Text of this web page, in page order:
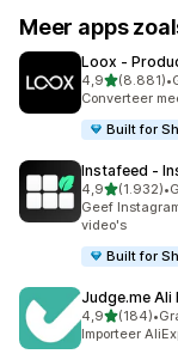
Meer apps
Loox ‑
4,9van 5(8.881)
8881 •
Converteer
Built for
Instafeed ‑
4,9van 5(1.932)
1932 •
Geef
video's
Built for
Judge.me Ali
4,9van 5
(184)
184 recensies
•
Importeer